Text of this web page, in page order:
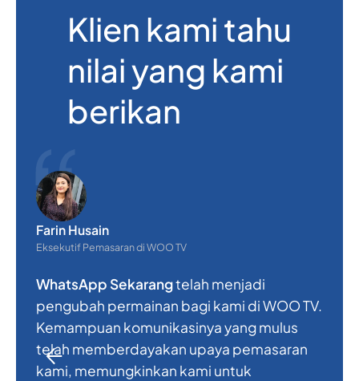
Klien kami tahu
nilai yang kami
berikan
Farin Husain
Eksekutif Pemasaran di WOO TV
WhatsApp Sekarangtelah menjadi
pengubah permainan bagi kami di WOO TV.
Kemampuan komunikasinya yang mulus
telah memberdayakan upaya pemasaran
kami, memungkinkan kami untuk